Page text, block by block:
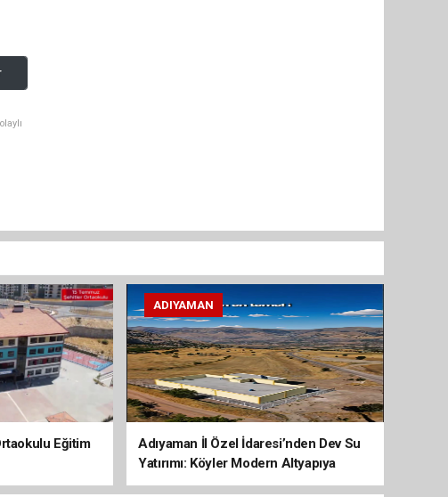
Eğitim
ADIYAMAN
Adıyaman İl Özel İdaresi’nden Dev Su
Yatırımı: Köyler Modern Altyapıya
Kavuşuyor